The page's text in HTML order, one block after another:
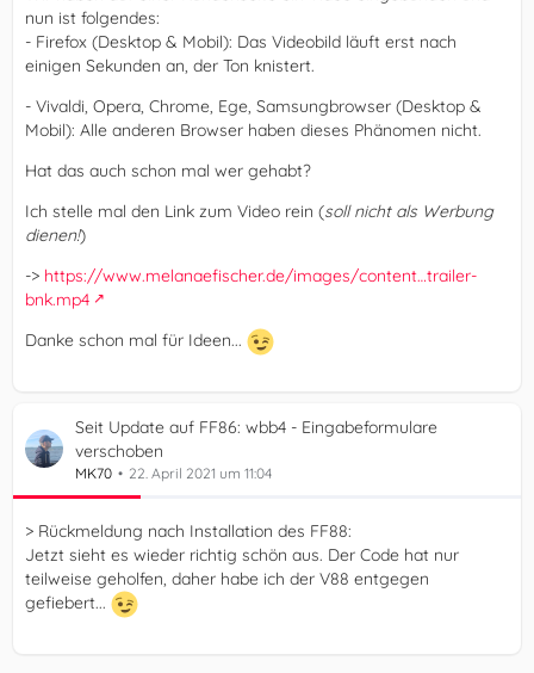
nun ist folgendes:
- Firefox (Desktop & Mobil): Das Videobild läuft erst nach
einigen Sekunden an, der Ton knistert.
- Vivaldi, Opera, Chrome, Ege, Samsungbrowser (Desktop &
Mobil): Alle anderen Browser haben dieses Phänomen nicht.
Hat das auch schon mal wer gehabt?
Ich stelle mal den Link zum Video rein (soll nicht als Werbung
dienen!)
-> https://www.melanaefischer.de/images/content…trailer-
bnk.mp4
Danke schon mal für Ideen...
Seit Update auf FF86: wbb4 - Eingabeformulare
verschoben
MK70 22. April 2021 um 11:04
> Rückmeldung nach Installation des FF88:
Jetzt sieht es wieder richtig schön aus. Der Code hat nur
teilweise geholfen, daher habe ich der V88 entgegen
gefiebert...